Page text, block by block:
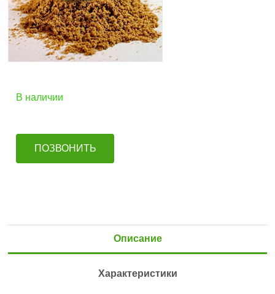
В наличии
ПОЗВОНИТЬ
Описание
Характеристики